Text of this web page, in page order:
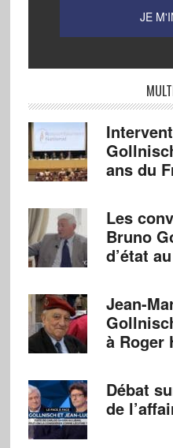
ans du
Les
Bruno
d’état
Jean-
à Roger
Débat
de